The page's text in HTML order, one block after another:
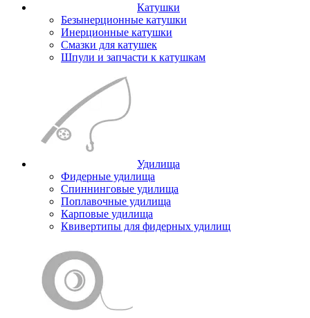
Катушки
Безынерционные катушки
Инерционные катушки
Смазки для катушек
Шпули и запчасти к катушкам
Удилища
Фидерные удилища
Спиннинговые удилища
Поплавочные удилища
Карповые удилища
Квивертипы для фидерных удилищ